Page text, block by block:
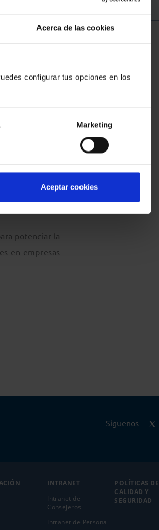
Acerca de las cookies
configurar tus opciones en los
Marketing
Aceptar cookies
los hogares y
inversión en
el acceso
una realidad,
Miembros
a conocer en
ayudar a los
el marco
de
el potencial de
potenciar la
en empresas
Síguenos
INTRANET
Intranet de
Consejeros
Intranet de Personal
POLÍTICAS DE
CALIDAD Y
SEGURIDAD